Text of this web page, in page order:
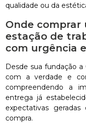
qualidade ou da
Onde comprar
estação de
com urgência
Desde sua fundação
com a verdade e
compreendendo a
entrega já
expectativas
compra.